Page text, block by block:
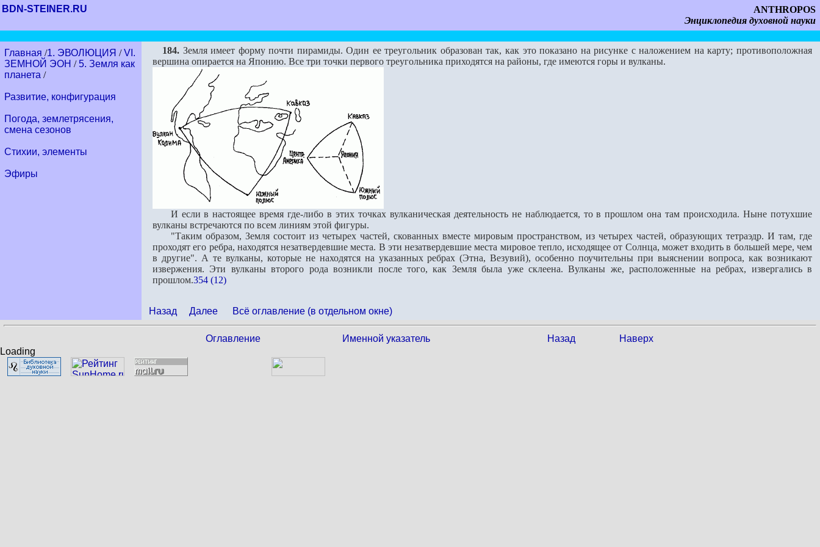
BDN-STEINER.RU
ANTHROPOS
Энциклопедия духовной науки
Главная /1. ЭВОЛЮЦИЯ /VI.
ЗЕМНОЙ ЭОН /5. Земля как
планета /
Развитие, конфигурация
Погода, землетрясения,
смена сезонов
Стихии, элементы
Эфиры
184. Земля имеет форму почти пирамиды. Один ее треугольник образован так, как это показано на рисунке с наложением на карту; противоположная
вершина опирается на Японию. Все три точки первого треугольника приходятся на районы, где имеются горы и вулканы.
И если в настоящее время где-либо в этих точках вулканическая деятельность не наблюдается, то в прошлом она там происходила. Ныне потухшие
вулканы встречаются по всем линиям этой фигуры.
"Таким образом, Земля состоит из четырех частей, скованных вместе мировым пространством, из четырех частей, образующих тетраэдр. И там, где
проходят его ребра, находятся незатвердевшие места. В эти незатвердевшие места мировое тепло, исходящее от Солнца, может входить в большей мере, чем
в другие". А те вулканы, которые не находятся на указанных ребрах (Этна, Везувий), особенно поучительны при выяснении вопроса, как возникают
извержения. Эти вулканы второго рода возникли после того, как Земля была уже склеена. Вулканы же, расположенные на ребрах, извергались в
прошлом.354 (12)
Назад Далее Всё оглавление (в отдельном окне)
Оглавление Именной указатель Назад
Наверх
Loading